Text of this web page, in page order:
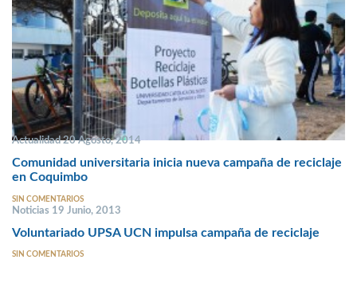
Actualidad 20 Agosto, 2014
Comunidad universitaria inicia nueva campaña de reciclaje
en Coquimbo
SIN COMENTARIOS
Noticias 19 Junio, 2013
Voluntariado UPSA UCN impulsa campaña de reciclaje
SIN COMENTARIOS